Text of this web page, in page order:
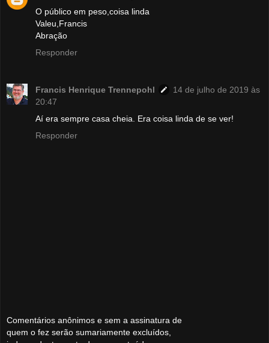
O público em peso,coisa linda
Valeu,Francis
Abração
Responder
Francis Henrique Trennepohl
14 de julho de 2019 às
20:47
Aí era sempre casa cheia. Era coisa linda de se ver!
Responder
Comentários anônimos e sem a assinatura de
quem o fez serão sumariamente excluídos,